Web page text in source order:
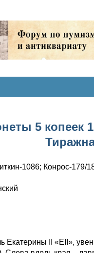
5 копеек
1086; Конрос-179/
Екатерины II «ЕII»,